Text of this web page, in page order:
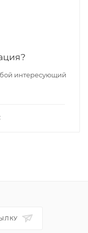
интересующий